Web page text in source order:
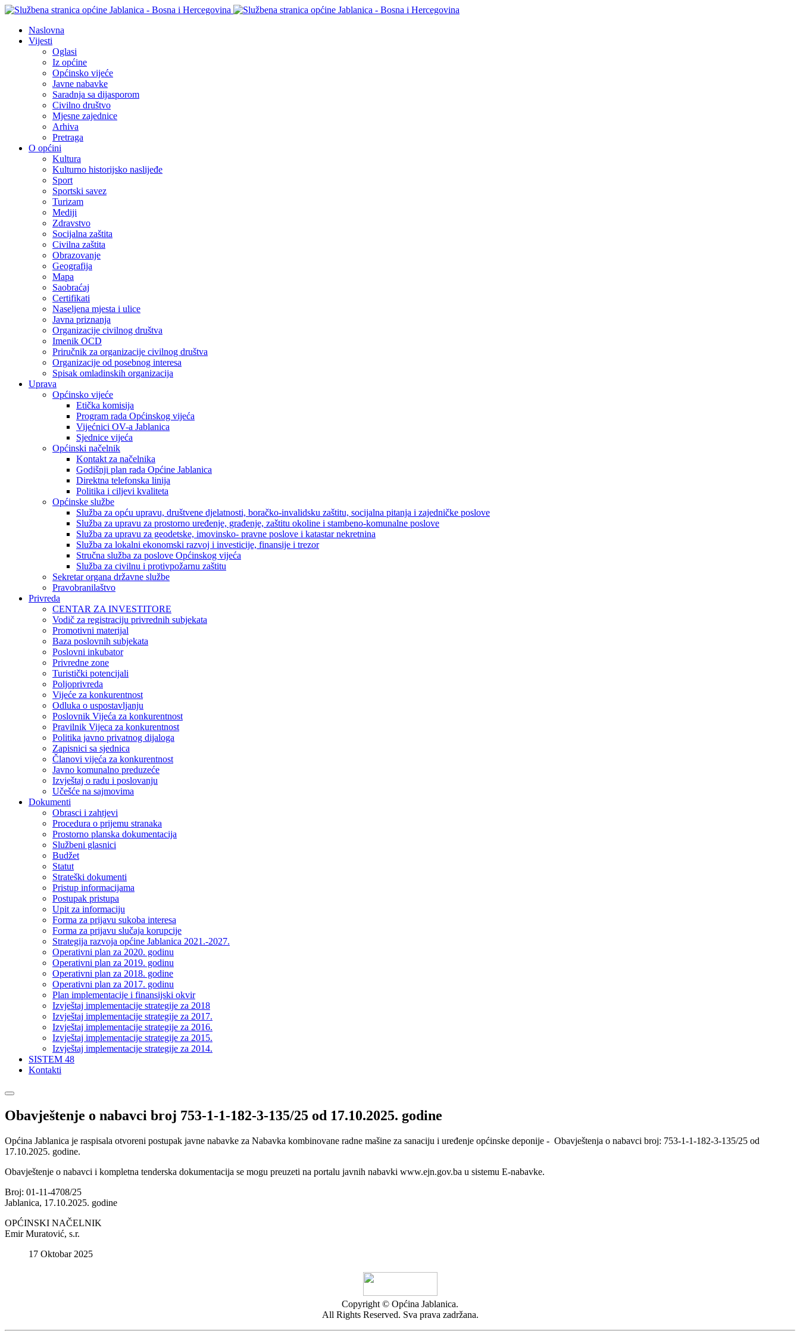
Naslovna
Vijesti
Oglasi
Iz općine
Općinsko vijeće
Javne nabavke
Saradnja sa dijasporom
Civilno društvo
Mjesne zajednice
Arhiva
Pretraga
O općini
Kultura
Kulturno historijsko naslijeđe
Sport
Sportski savez
Turizam
Mediji
Zdravstvo
Socijalna zaštita
Civilna zaštita
Obrazovanje
Geografija
Mapa
Saobraćaj
Certifikati
Naseljena mjesta i ulice
Javna priznanja
Organizacije civilnog društva
Imenik OCD
Priručnik za organizacije civilnog društva
Organizacije od posebnog interesa
Spisak omladinskih organizacija
Uprava
Općinsko vijeće
Etička komisija
Program rada Općinskog vijeća
Vijećnici OV-a Jablanica
Sjednice vijeća
Općinski načelnik
Kontakt za načelnika
Godišnji plan rada Općine Jablanica
Direktna telefonska linija
Politika i ciljevi kvaliteta
Općinske službe
Služba za opću upravu, društvene djelatnosti, boračko-invalidsku zaštitu, socijalna pitanja i zajedničke poslove
Služba za upravu za prostorno uređenje, građenje, zaštitu okoline i stambeno-komunalne poslove
Služba za upravu za geodetske, imovinsko- pravne poslove i katastar nekretnina
Služba za lokalni ekonomski razvoj i investicije, finansije i trezor
Stručna služba za poslove Općinskog vijeća
Služba za civilnu i protivpožarnu zaštitu
Sekretar organa državne službe
Pravobranilaštvo
Privreda
CENTAR ZA INVESTITORE
Vodič za registraciju privrednih subjekata
Promotivni materijal
Baza poslovnih subjekata
Poslovni inkubator
Privredne zone
Turistički potencijali
Poljoprivreda
Vijeće za konkurentnost
Odluka o uspostavljanju
Poslovnik Vijeća za konkurentnost
Pravilnik Vijeca za konkurentnost
Politika javno privatnog dijaloga
Zapisnici sa sjednica
Članovi vijeća za konkurentnost
Javno komunalno preduzeće
Izvještaj o radu i poslovanju
Učešće na sajmovima
Dokumenti
Obrasci i zahtjevi
Procedura o prijemu stranaka
Prostorno planska dokumentacija
Službeni glasnici
Budžet
Statut
Strateški dokumenti
Pristup informacijama
Postupak pristupa
Upit za informaciju
Forma za prijavu sukoba interesa
Forma za prijavu slučaja korupcije
Strategija razvoja općine Jablanica 2021.-2027.
Operativni plan za 2020. godinu
Operativni plan za 2019. godinu
Operativni plan za 2018. godine
Operativni plan za 2017. godinu
Plan implementacije i finansijski okvir
Izvještaj implementacije strategije za 2018
Izvještaj implementacije strategije za 2017.
Izvještaj implementacije strategije za 2016.
Izvještaj implementacije strategije za 2015.
Izvještaj implementacije strategije za 2014.
SISTEM 48
Kontakti
Obavještenje o nabavci broj 753-1-1-182-3-135/25 od 17.10.2025. godine
Općina Jablanica je raspisala otvoreni postupak javne nabavke za Nabavka kombinovane radne mašine za sanaciju i uređenje općinske deponije - Obavještenja o nabavci broj: 753-1-1-182-3-135/25 od
17.10.2025. godine.
Obavještenje o nabavci i kompletna tenderska dokumentacija se mogu preuzeti na portalu javnih nabavki www.ejn.gov.ba u sistemu E-nabavke.
Broj: 01-11-4708/25
Jablanica, 17.10.2025. godine
OPĆINSKI NAČELNIK
Emir Muratović, s.r.
17 Oktobar 2025
Copyright © Općina Jablanica.
All Rights Reserved. Sva prava zadržana.